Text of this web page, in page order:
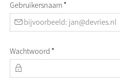
Gebruikersnaam *
Wachtwoord *